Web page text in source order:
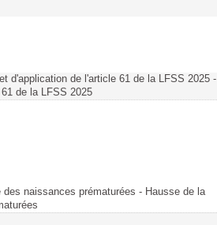
d'application de l'article 61 de la LFSS 2025 -
de la LFSS 2025
naissances prématurées - Hausse de la